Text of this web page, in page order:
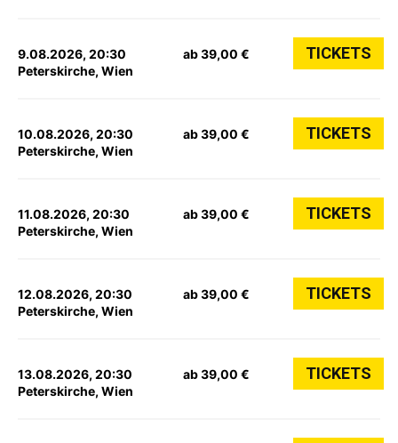
9.08.2026, 20:30
Peterskirche, Wien
ab 39,00 € TICKETS
10.08.2026, 20:30
Peterskirche, Wien
ab 39,00 € TICKETS
11.08.2026, 20:30
Peterskirche, Wien
ab 39,00 € TICKETS
12.08.2026, 20:30
Peterskirche, Wien
ab 39,00 € TICKETS
13.08.2026, 20:30
Peterskirche, Wien
ab 39,00 € TICKETS